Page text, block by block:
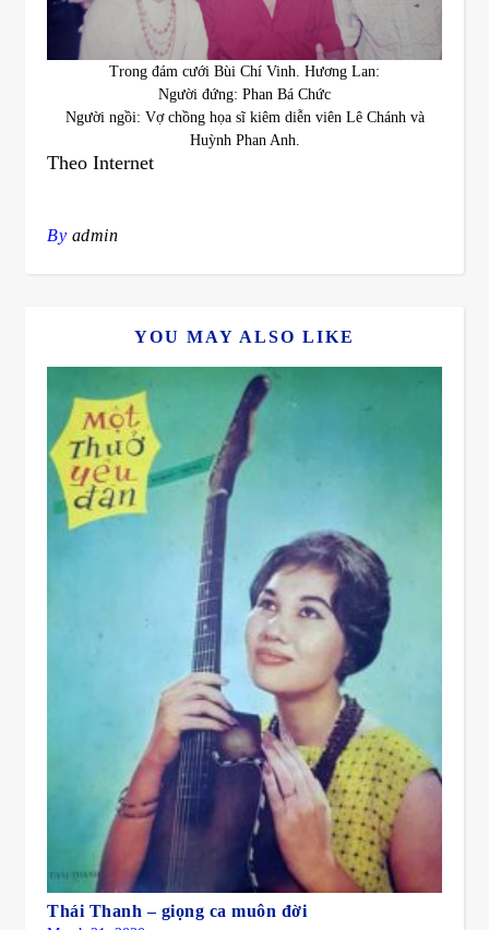
Trong đám cưới Bùi Chí Vinh. Hương Lan:
Người đứng: Phan Bá Chức
Người ngồi: Vợ chồng họa sĩ kiêm diễn viên Lê Chánh và
Huỳnh Phan Anh.
Theo Internet
By admin
YOU MAY ALSO LIKE
Thái Thanh – giọng ca muôn đời